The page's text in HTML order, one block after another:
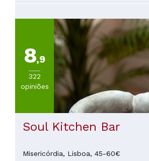
8,9
322
opiniões
Soul Kitchen Bar
Misericórdia, Lisboa, 45-60€